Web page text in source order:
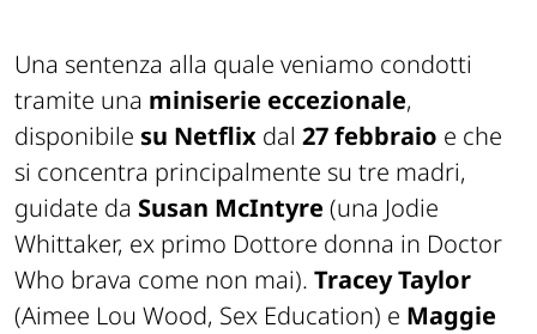
Una sentenza alla quale veniamo condotti
tramite una miniserie eccezionale,
disponibile su Netflix dal 27 febbraio e che
si concentra principalmente su tre madri,
guidate da Susan McIntyre (una Jodie
Whittaker, ex primo Dottore donna in Doctor
Who brava come non mai). Tracey Taylor
(Aimee Lou Wood, Sex Education) e Maggie